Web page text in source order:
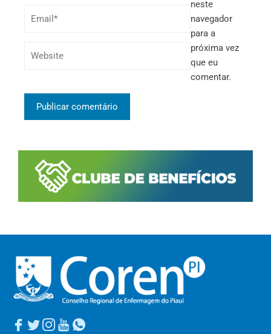
neste
navegador
para a
próxima vez
que eu
comentar.